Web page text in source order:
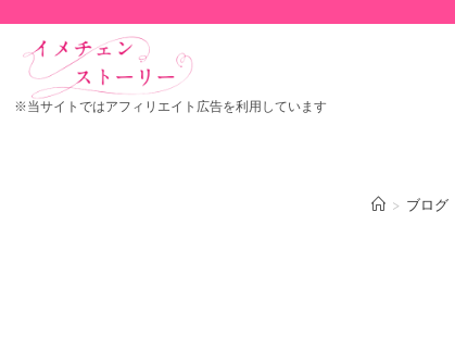
※当サイトではアフィリエイト広告を利用しています
> ブログ